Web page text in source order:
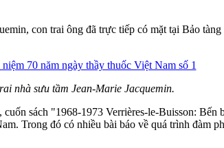
con trai ông đã trực tiếp có mặt tại Bảo
nhà sưu tầm Jean-Marie Jacquemin.
sách "1968-1973 Verrières-le-Buisson: Bến
Trong đó có nhiều bài báo về quá trình đàm